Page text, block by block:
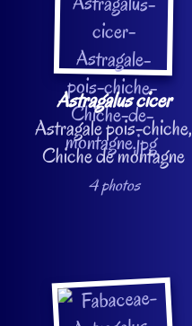
Astragalus cicer
Astragale pois-chiche,
Chiche de montagne
4 photos